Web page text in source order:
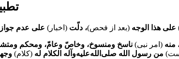
على هذا الوجه (بعد از فحص)، دلّت (اخبار)
منه (امر نبی) ناسخ ومنسوخ، وخاصّ وعامّ، ومحكم
من رسول الله صلى‌الله‌عليه‌وآله الكلام له (کلام)